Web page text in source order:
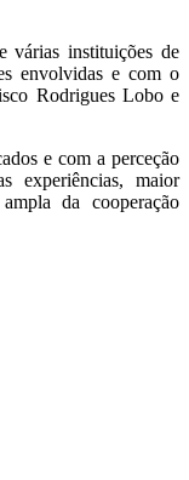
várias instituições de
envolvidas e com o
Rodrigues Lobo e
e com a perceção
experiências, maior
da cooperação